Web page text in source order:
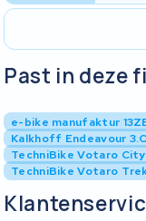
Past in deze
e-bike manufaktur
Kalkhoff Endeavour 3.C
TechniBike Votaro
TechniBike Votaro